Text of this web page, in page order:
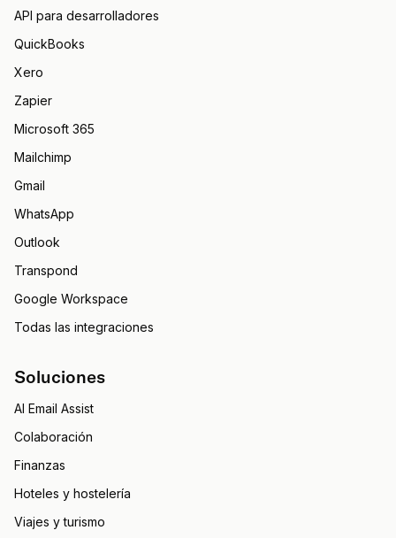
API para desarrolladores
QuickBooks
Xero
Zapier
Microsoft 365
Mailchimp
Gmail
WhatsApp
Outlook
Transpond
Google Workspace
Todas las integraciones
Soluciones
AI Email Assist
Colaboración
Finanzas
Hoteles y hostelería
Viajes y turismo